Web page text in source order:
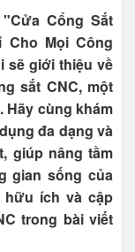
Cổng Sắt
Cho Mọi Công
sẽ giới thiệu về
sắt CNC, một
cùng khám
đa dạng và
giúp nâng tầm
gian sống của
ích và cập
trong bài viết